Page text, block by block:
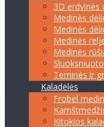
3D erdvinės
Medinės
Medinės
Medinės
Medinės
Teminės ir
Kaladėlės
Frobel
Kitokios